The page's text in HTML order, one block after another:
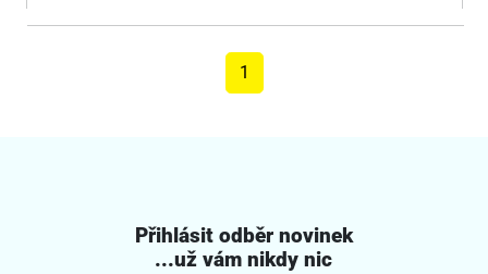
1
Přihlásit odběr novinek
...už vám nikdy nic